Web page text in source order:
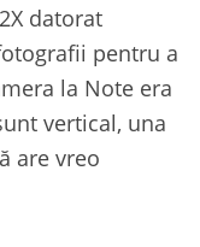
datorat
pentru a
la Note era
vertical, una
are vreo